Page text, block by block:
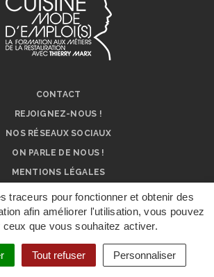
traceurs pour fonctionner et obtenir des
afin améliorer l'utilisation, vous pouvez
ceux que vous souhaitez activer.
Tout refuser Personnaliser
DÉPOSER UN
CONTACT
REJOIGNEZ-NOUS !
NOS RÉSEAUX SOCIAUX
ON PARLE DE NOUS !
MENTIONS LÉGALES